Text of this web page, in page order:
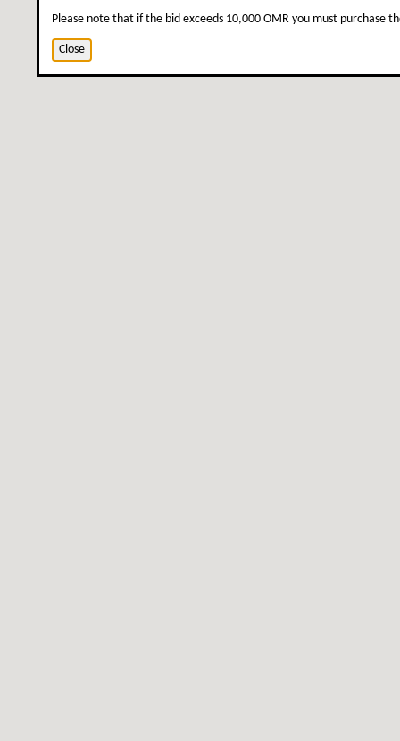
Please note that if the bid exceeds 10,000 OMR you must purchase
Close